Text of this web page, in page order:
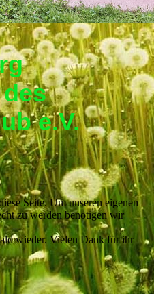
s
e.V.
Seite. Um unseren eigenen
zu werden benötigen wir
wieder. Vielen Dank für ihr